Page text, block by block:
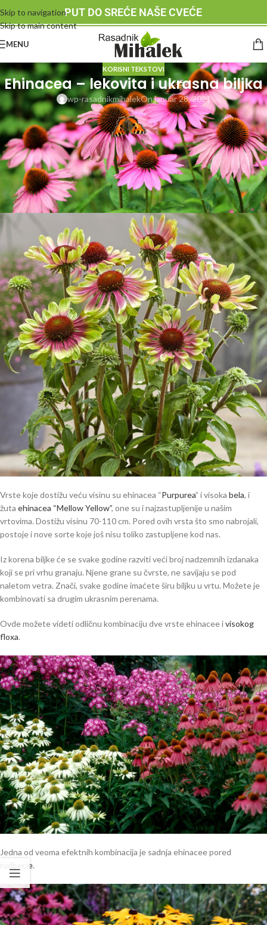
Skip to navigation
Skip to main content
PUT DO SREĆE NAŠE CVEĆE
MENU
KORISNI TEKSTOVI
Ehinacea – lekovita i ukrasna biljka
wp-rasadnikmihalekOn januar 28, 2021
Ehinacea – lekovita i ukrasna biljka– ovo je višegodišnja biljka
(trajnica) koja formira cvetove na granama visine 50-120 cm, što zavisi od
vrste. Postoje niže vrste, kao što su ehinacea “Baby Swan Pink“,
ehinacea “Baby Swan White” i “Green Twister” . One dostižu visinu do
50cm. Posebno je lepa ova treća vrsta pošto nema stalnu boju cveta,
dok su cvetovi mladi latice su limun-žute boje, a kada se otvore onda je
sredina ružičaste boje, a ivice su žuto-zelene.
Vrste koje dostižu veću visinu su ehinacea “Purpurea” i visoka bela, i
žuta ehinacea “Mellow Yellow”, one su i najzastupljenije u našim
vrtovima. Dostižu visinu 70-110 cm. Pored ovih vrsta što smo nabrojali,
postoje i nove sorte koje još nisu toliko zastupljene kod nas.
Iz korena biljke će se svake godine razviti veći broj nadzemnih izdanaka
koji se pri vrhu granaju. Njene grane su čvrste, ne savijaju se pod
naletom vetra. Znači, svake godine imaćete širu biljku u vrtu. Možete je
kombinovati sa drugim ukrasnim perenama.
Ovde možete videti odličnu kombinaciju dve vrste ehinacee ivisokog
floxa.
Jedna od veoma efektnih kombinacija je sadnja ehinacee pored
rudbecie.